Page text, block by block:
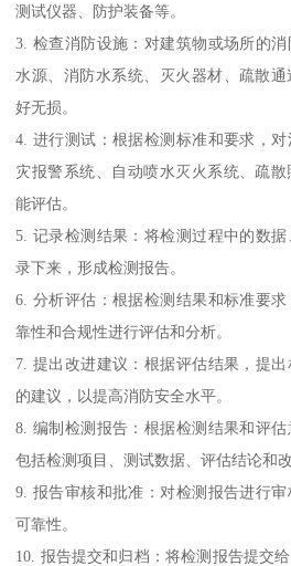
测试仪器、防护装备等。
3. 检查消防设施：对建筑物或场所的
水源、消防水系统、灭火器材、疏散
好无损。
4. 进行测试：根据检测标准和要求，
灾报警系统、自动喷水灭火系统、疏
能评估。
5. 记录检测结果：将检测过程中的数
录下来，形成检测报告。
6. 分析评估：根据检测结果和标准要
靠性和合规性进行评估和分析。
7. 提出改进建议：根据评估结果，提
的建议，以提高消防安全水平。
8. 编制检测报告：根据检测结果和评估
包括检测项目、测试数据、评估结论和
9. 报告审核和批准：对检测报告进行
可靠性。
10. 报告提交和归档：将检测报告提交